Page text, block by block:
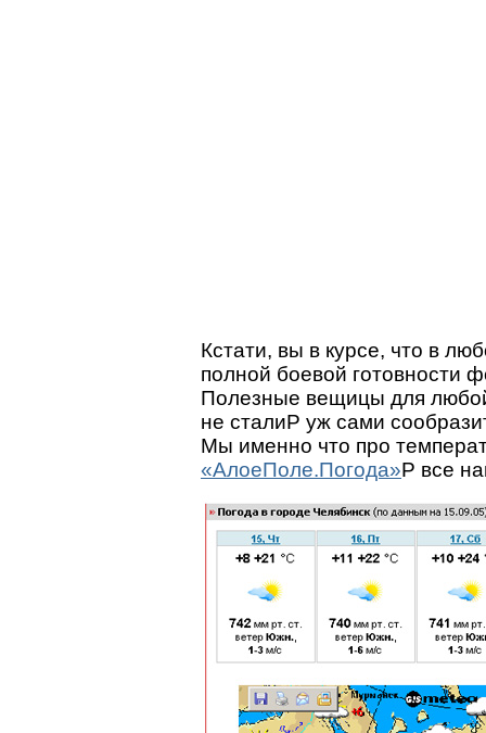
Кстати, вы в курсе, что в
полной боевой готовности
Полезные вещицы для
не сталиP уж сами
Мы именно что про
«АлоеПоле.Погода»P все